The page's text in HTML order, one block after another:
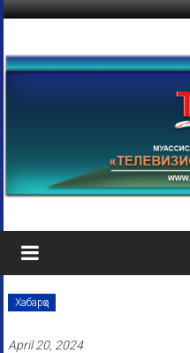
Хабарҳо
April 20, 2024